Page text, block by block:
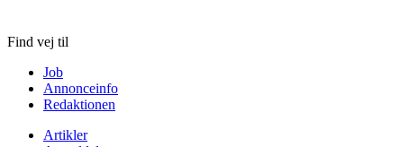
Find vej til
Job
Annonceinfo
Redaktionen
Artikler